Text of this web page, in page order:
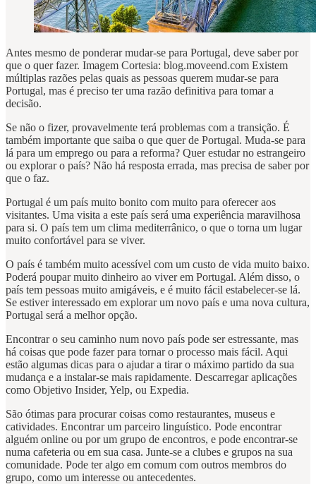
Antes mesmo de ponderar mudar-se para Portugal, deve saber por
que o quer fazer. Imagem Cortesia: blog.moveend.com Existem
múltiplas razões pelas quais as pessoas querem mudar-se para
Portugal, mas é preciso ter uma razão definitiva para tomar a
decisão.
Se não o fizer, provavelmente terá problemas com a transição. É
também importante que saiba o que quer de Portugal. Muda-se para
lá para um emprego ou para a reforma? Quer estudar no estrangeiro
ou explorar o país? Não há resposta errada, mas precisa de saber por
que o faz.
Portugal é um país muito bonito com muito para oferecer aos
visitantes. Uma visita a este país será uma experiência maravilhosa
para si. O país tem um clima mediterrânico, o que o torna um lugar
muito confortável para se viver.
O país é também muito acessível com um custo de vida muito baixo.
Poderá poupar muito dinheiro ao viver em Portugal. Além disso, o
país tem pessoas muito amigáveis, e é muito fácil estabelecer-se lá.
Se estiver interessado em explorar um novo país e uma nova cultura,
Portugal será a melhor opção.
Encontrar o seu caminho num novo país pode ser estressante, mas
há coisas que pode fazer para tornar o processo mais fácil. Aqui
estão algumas dicas para o ajudar a tirar o máximo partido da sua
mudança e a instalar-se mais rapidamente. Descarregar aplicações
como Objetivo Insider, Yelp, ou Expedia.
São ótimas para procurar coisas como restaurantes, museus e
catividades. Encontrar um parceiro linguístico. Pode encontrar
alguém online ou por um grupo de encontros, e pode encontrar-se
numa cafeteria ou em sua casa. Junte-se a clubes e grupos na sua
comunidade. Pode ter algo em comum com outros membros do
grupo, como um interesse ou antecedentes.